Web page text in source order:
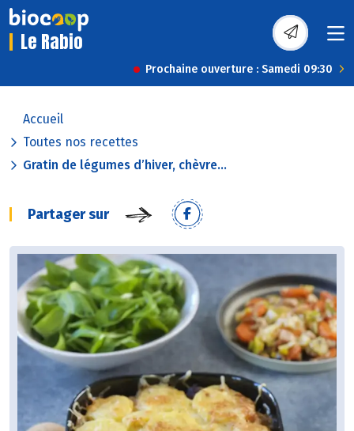
Le Rabio
Prochaine ouverture : Samedi 09:30
Accueil
Toutes nos recettes
Gratin de légumes d’hiver, chèvre...
Partager sur